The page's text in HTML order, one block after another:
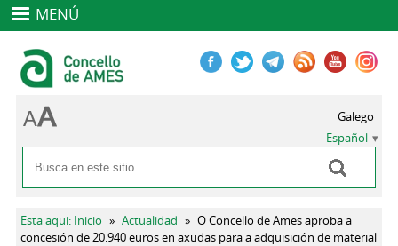
MENÚ
Formulario de búsqueda
Buscar
Galego
Español
Se encuentra usted aquí
Esta aqui: Inicio » Actualidad » O Concello de Ames aproba a
concesión de 20.940 euros en axudas para a adquisición de material